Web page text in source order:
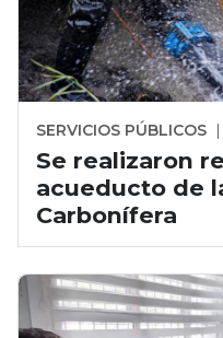
SERVICIOS PÚBLICOS |
Se realizaron
acueducto de
Carbonífera